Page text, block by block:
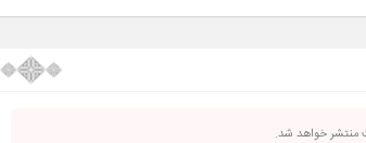
منتشر خواهد شد.